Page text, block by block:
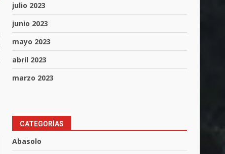
julio 2023
junio 2023
mayo 2023
abril 2023
marzo 2023
CATEGORÍAS
Abasolo